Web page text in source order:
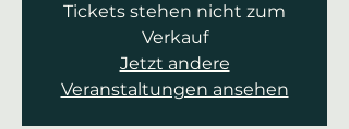
Tickets stehen nicht zum
Verkauf
Jetzt andere
Veranstaltungen ansehen